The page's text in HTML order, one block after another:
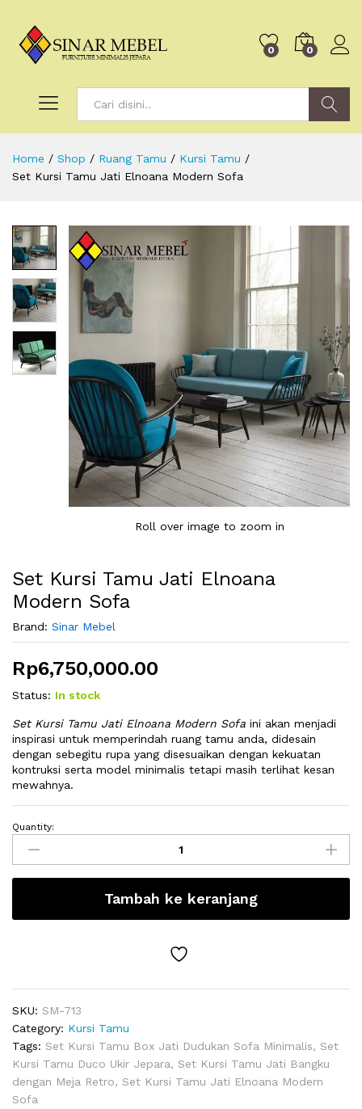
0 0
Search
Home / Shop / Ruang Tamu / Kursi Tamu /
Set Kursi Tamu Jati Elnoana Modern Sofa
Roll over image to zoom in
Set Kursi Tamu Jati Elnoana
Modern Sofa
Brand: Sinar Mebel
Rp6,750,000.00
Status: In stock
Set Kursi Tamu Jati Elnoana Modern Sofa ini akan menjadi
inspirasi untuk memperindah ruang tamu anda, didesain
dengan sebegitu rupa yang disesuaikan dengan kekuatan
kontruksi serta model minimalis tetapi masih terlihat kesan
mewahnya.
Set
Kursi
Tamu
Jati
Modern
Quantity:
Tambah ke keranjang
SKU: SM-713
Category: Kursi Tamu
Tags: Set Kursi Tamu Box Jati Dudukan Sofa Minimalis, Set
Kursi Tamu Duco Ukir Jepara, Set Kursi Tamu Jati Bangku
dengan Meja Retro, Set Kursi Tamu Jati Elnoana Modern
Sofa